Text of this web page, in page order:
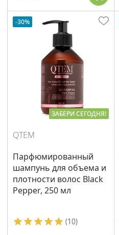
-30%
ЗАБЕРИ СЕГОДНЯ!
QTEM
Парфюмированный
шампунь для объема и
плотности волос Black
Pepper, 250 мл
(10)